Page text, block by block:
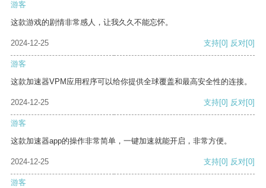
游客
这款游戏的剧情非常感人，让我久久不能忘怀。
2024-12-25 支持[0] 反对[0]
游客
这款加速器VPM应用程序可以给你提供全球覆盖和最高安全性的连接。
2024-12-25 支持[0] 反对[0]
游客
这款加速器app的操作非常简单，一键加速就能开启，非常方便。
2024-12-25 支持[0] 反对[0]
游客